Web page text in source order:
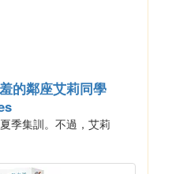
的鄰座艾莉同學
季集訓。不過，艾莉